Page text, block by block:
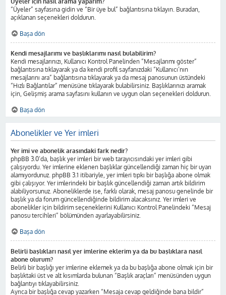
“Üyeler” sayfasına gidin ve “Bir üye bul” bağlantısına tıklayın. Buradan,
açıklanan seçenekleri doldurun.
Başa dön
Kendi mesajlarımı ve başlıklarımı nasıl bulabilirim?
Kendi mesajlarınızı, Kullanıcı Kontrol Panelinden “Mesajlarımı göster”
bağlantısına tıklayarak ya da kendi profil sayfanızdaki “Kullanıcı’nın
mesajlarını ara” bağlantısına tıklayarak ya da mesaj panosunun üstündeki
“Hızlı Bağlantılar” menüsüne tıklayarak bulabilirsiniz. Başlıklarınızı aramak
için, Gelişmiş arama sayfasını kullanın ve uygun olan seçenekleri doldurun.
Başa dön
Abonelikler ve Yer imleri
Yer imi ve abonelik arasındaki fark nedir?
phpBB 3.0’da, başlık yer imleri bir web tarayıcısındaki yer imleri gibi
çalışıyordu. Yer imlerine eklenen başlıklar güncellendiği zaman hiç bir uyarı
alamıyordunuz. phpBB 3.1 itibariyle, yer imleri tıpkı bir başlığa abone olmak
gibi çalışıyor. Yer imlerindeki bir başlık güncellendiği zaman artık bildirim
alabiliyorsunuz. Aboneliklerde ise, farklı olarak, mesaj panosu genelinde bir
başlık ya da forum güncellendiğinde bildirim alacaksınız. Yer imleri ve
abonelikler için bildirim seçeneklerini Kullanıcı Kontrol Panelindeki “Mesaj
panosu tercihleri” bölümünden ayarlayabilirsiniz.
Başa dön
Belirli başlıkları nasıl yer imlerine eklerim ya da bu başlıklara nasıl
abone olurum?
Belirli bir başlığı yer imlerine eklemek ya da bu başlığa abone olmak için bir
başlıktaki üst ve alt kısımlarda bulunan “Başlık araçları” menüsünden uygun
bağlantıyı tıklayabilirsiniz.
Ayrıca bir başlığa cevap yazarken “Mesaja cevap geldiğinde bana bildir”